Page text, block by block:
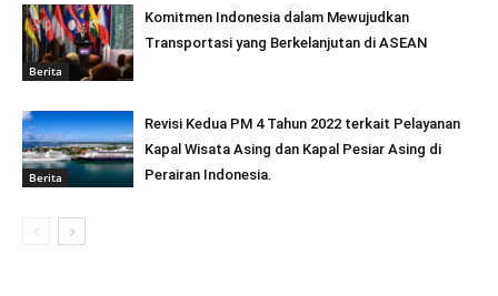
Berita
Komitmen Indonesia dalam Mewujudkan
Transportasi yang Berkelanjutan di ASEAN
Berita
Revisi Kedua PM 4 Tahun 2022 terkait Pelayanan
Kapal Wisata Asing dan Kapal Pesiar Asing di
Perairan Indonesia.